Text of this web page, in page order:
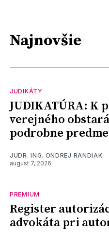
Najnovšie
JUDIKÁTY
JUDIKATÚRA: K
verejného
podrobne
JUDR. ING. ONDREJ RANDIAK
august 7, 2026
PREMIUM
Register
advokáta pri